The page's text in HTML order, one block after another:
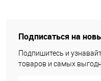
Подписаться на
Подпишитесь и
товаров и самых